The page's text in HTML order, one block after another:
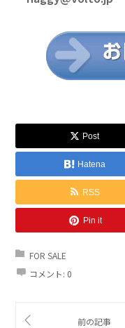
Post
Hatena
RSS
Pin it
FOR SALE
コメント: 0